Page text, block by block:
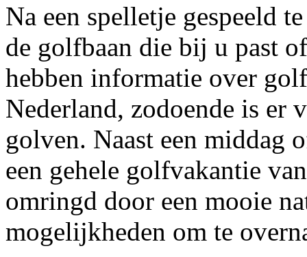
Na een spelletje gespeeld
de golfbaan die bij u past
hebben informatie over
Nederland, zodoende is er
golven. Naast een middag
een gehele golfvakantie
omringd door een mooie
mogelijkheden om te